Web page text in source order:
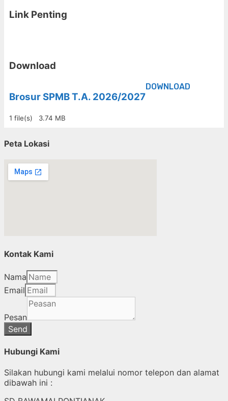
Link Penting
Download
Brosur SPMB T.A. 2026/2027
1 file(s) 3.74 MB
DOWNLOAD
Peta Lokasi
Kontak Kami
Nama
Email
Pesan
Send
Hubungi Kami
Silakan hubungi kami melalui nomor telepon dan alamat
dibawah ini :